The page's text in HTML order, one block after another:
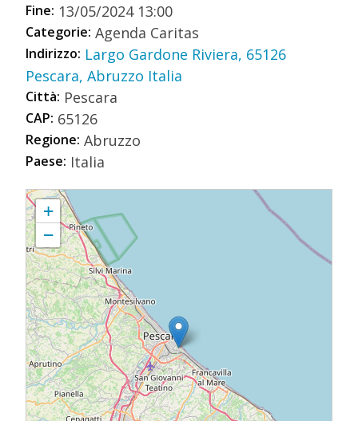
Fine: 13/05/2024 13:00
Categorie: Agenda Caritas
Indirizzo: Largo Gardone Riviera, 65126
Pescara, Abruzzo Italia
Città: Pescara
CAP: 65126
Regione: Abruzzo
Paese: Italia
CONVEGNO | Un anno di Progetto Presidio
+
−